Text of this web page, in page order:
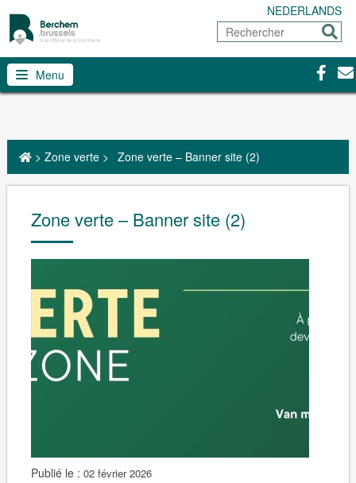
NEDERLANDS
Rechercher
Menu
> Zone verte> Zone verte – Banner site (2)
Zone verte – Banner site (2)
Publié le : 02 février 2026